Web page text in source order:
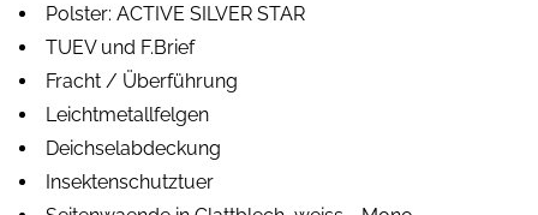
Polster: ACTIVE SILVER STAR
TUEV und F.Brief
Fracht / Überführung
Leichtmetallfelgen
Deichselabdeckung
Insektenschutztuer